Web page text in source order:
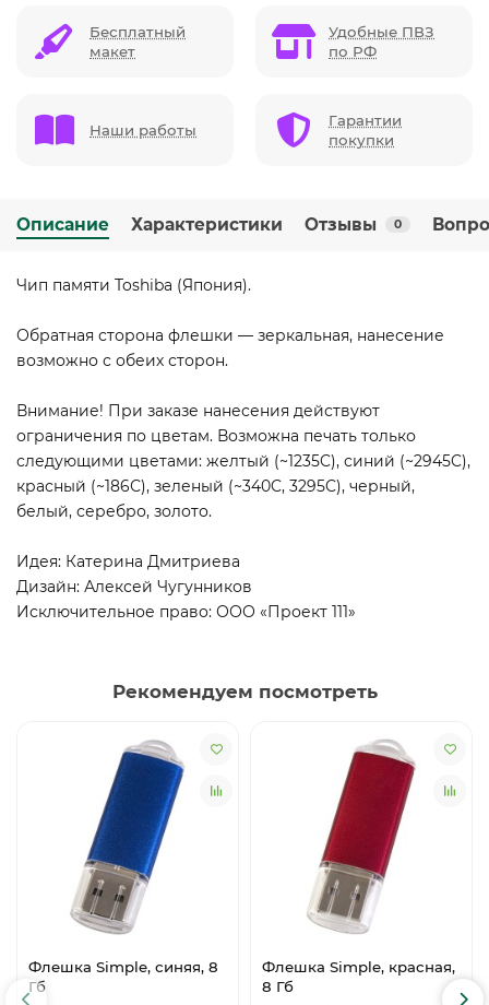
Бесплатный
макет
Удобные ПВЗ
по РФ
Наши работы
Гарантии
покупки
Описание Характеристики Отзывы 0
Чип памяти Toshiba (Япония).
Обратная сторона флешки — зеркальная, нанесение
возможно с обеих сторон.
Внимание! При заказе нанесения действуют
ограничения по цветам. Возможна печать только
следующими цветами: желтый (~1235C), синий (~2945C),
красный (~186С), зеленый (~340C, 3295C), черный,
белый, серебро, золото.
Идея: Катерина Дмитриева
Дизайн: Алексей Чугунников
Исключительное право: ООО «Проект 111»
Рекомендуем посмотреть
Флешка Simple, синяя, 8
Гб
Флешка Simple, красная,
8 Гб